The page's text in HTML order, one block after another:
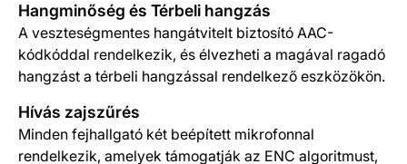
Hangminőség és Térbeli hangzás
A veszteségmentes hangátvitelt biztosító AAC-
kódkóddal rendelkezik, és élvezheti a magával ragadó
hangzást a térbeli hangzással rendelkező eszközökön.
Hívás zajszűrés
Minden fejhallgató két beépített mikrofonnal
rendelkezik, amelyek támogatják az ENC algoritmust,